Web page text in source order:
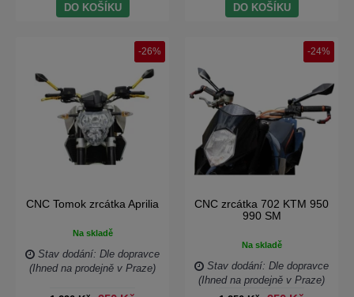
DO KOŠÍKU DO KOŠÍKU
-26%
CNC Tomok zrcátka Aprilia
Na skladě
Stav dodání: Dle dopravce
(Ihned na prodejně v Praze)
-24%
CNC zrcátka 702 KTM 950
990 SM
Na skladě
Stav dodání: Dle dopravce
(Ihned na prodejně v Praze)